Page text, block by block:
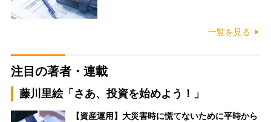
一覧を見る
注目の著者・連載
藤川里絵「さあ、投資を始めよう！」
【資産運用】大災害時に慌てないために平時から